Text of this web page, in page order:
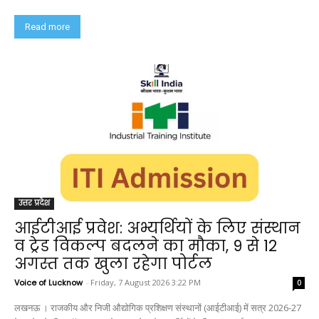
Read more
उत्तर प्रदेश
आईटीआई प्रवेश: अभ्यर्थियों के लिए संस्थान
व ट्रेड विकल्प बदलने का मौका, 9 से 12
अगस्त तक खुला रहेगा पोर्टल
Voice of Lucknow - Friday, 7 August 2026 3:22 PM 0
लखनऊ । राजकीय और निजी औद्योगिक प्रशिक्षण संस्थानों (आईटीआई) में सत्र 2026-27